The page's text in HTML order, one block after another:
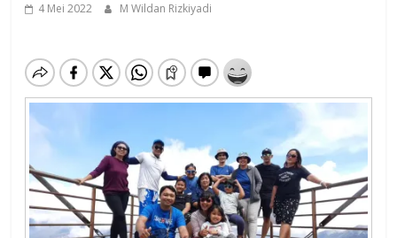
4 Mei 2022 M Wildan Rizkiyadi